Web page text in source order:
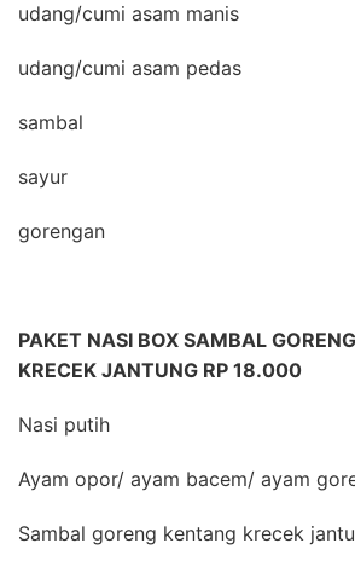
udang/cumi asam manis
udang/cumi asam pedas
sambal
sayur
gorengan
PAKET NASI BOX SAMBAL
KRECEK JANTUNG RP 18.000
Nasi putih
Ayam opor/ ayam bacem/ ayam
Sambal goreng kentang krecek